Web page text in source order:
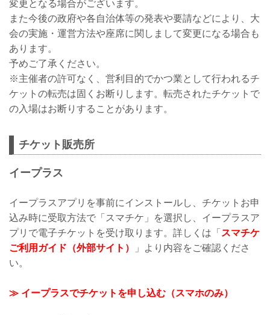
変更となる場合がございます。
また今後の政府や各自治体等の発表や要請などにより、大
会の実施・運営方法や座席に関しまして変更になる場合も
あります。
予めご了承ください。
※主催者の許可なく、営利目的でかつ業として行われるチ
ケットの転売は固くお断りします。転売されたチケットで
の入場はお断りすることがあります。
チケット販売所
イープラス
イープラスアプリを事前にインストールし、チケットお申
込み時に受取方法で「スマチケ」を選択し、イープラスア
プリで電子チケットを受け取ります。詳しくは「 スマチケ
ご利用ガイド（外部サイト）
」より内容をご確認くださ
い。
≫ イープラスでチケットを申し込む（スマホのみ）